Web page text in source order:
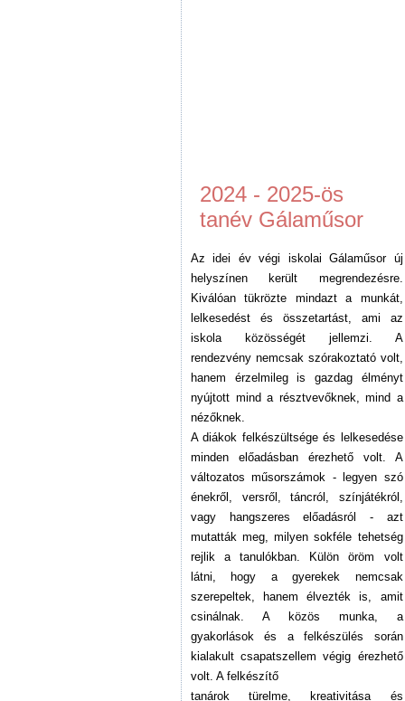
2024 - 2025-ös
tanév Gálaműsor
Az idei év végi iskolai Gálaműsor új
helyszínen került megrendezésre.
Kiválóan tükrözte mindazt a munkát,
lelkesedést és összetartást, ami az
iskola közösségét jellemzi. A
rendezvény nemcsak szórakoztató volt,
hanem érzelmileg is gazdag élményt
nyújtott mind a résztvevőknek, mind a
nézőknek.
A diákok felkészültsége és lelkesedése
minden előadásban érezhető volt. A
változatos műsorszámok - legyen szó
énekről, versről, táncról, színjátékról,
vagy hangszeres előadásról - azt
mutatták meg, milyen sokféle tehetség
rejlik a tanulókban. Külön öröm volt
látni, hogy a gyerekek nemcsak
szerepeltek, hanem élvezték is, amit
csinálnak. A közös munka, a
gyakorlások és a felkészülés során
kialakult csapatszellem végig érezhető
volt. A felkészítő
tanárok türelme, kreativitása és